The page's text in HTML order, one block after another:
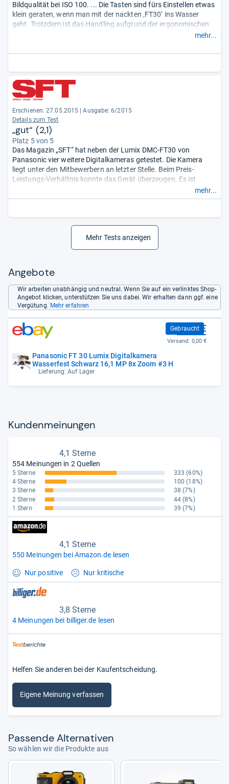
Bildqualität bei ISO 100. ... Die Tasten sind fürs Einstellen etwas
klein geraten, wenn man mit der nackten ‚FT30‘ ins Wasser
geht. Trotzdem ist das Handling aufgrund der ergonomischen
Form recht gut. Das 4-fache Zoom (28–100 mm) steht für eine
Minuten Video oder mehr als 400 Bilder steht. ...“
mehr...
Erschienen: 27.05.2015
Ausgabe: 6/2015
Details zum Test
„gut“ (2,1)
Platz 5 von 5
Das Magazin „SFT“ hat neben der Lumix DMC-FT30 von
Panasonic vier weitere Digitalkameras getestet. Die Kamera
liegt unter den Mitbewerbern an letzter Stelle. Beim Preis-
Leistungs-Verhältnis konnte das Gerät überzeugen. Es ist
zudem kompakter als die anderen Fotoapparate und sehr
robust. Das Gerät kann bis zu acht Metern Tauchtiefe
sowie Temperaturen zwischen minus zehn und plus 40 Grad
Stand. Das Metallgehäuse erhält gute Noten. Die Menüs sind
nach Einschätzung der Redaktion sinnvoll strukturiert. Es gibt
Optionen sowohl für Anfänger als auch für Fortgeschrittene.
die kleinen Knöpfe suboptimal ist. Im Vergleich zu anderen
Geräten sind WLAN, GPS und Full HD nicht verfügbar. Videos
nimmt die Kamera nur in HD auf, die Aufnahmen sind zudem
von schlechter Qualität. Auch Blickwinkel-Stabilität und
mehr...
Mehr Tests anzeigen
Angebote
Wir arbeiten unabhängig und neutral. Wenn Sie auf ein verlinktes Shop-
Angebot klicken, unterstützen Sie uns dabei. Wir erhalten dann ggf. eine
Vergütung. Mehr erfahren
Panasonic FT 30 Lumix Digitalkamera
Wasserfest Schwarz 16,1 MP 8x Zoom #3 H
Lieferung: Auf Lager
Gebraucht
79,77 €
Versand: 0,00 €
Kun­den­mei­nun­gen
4,1 Sterne
554 Meinungen in 2 Quellen
5 Sterne 333 (60%)
4 Sterne
100 (18%)
3 Sterne
38 (7%)
2 Sterne
44 (8%)
1 Stern
39 (7%)
4,1 Sterne
550 Meinungen bei Amazon.de lesen
Nur positive Nur kritische
3,8 Sterne
4 Meinungen bei billiger.de lesen
Helfen Sie anderen bei der Kaufentscheidung.
Eigene Meinung verfassen
Pas­sende Alter­na­ti­ven
So wählen wir die Produkte aus